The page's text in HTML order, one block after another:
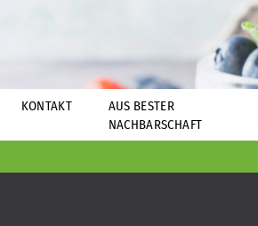
KONTAKT
AUS BESTER
NACHBARSCHAFT